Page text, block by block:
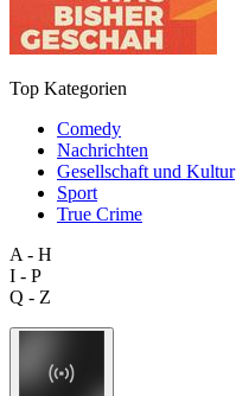
Top Kategorien
Comedy
Nachrichten
Gesellschaft und Kultur
Sport
True Crime
A - H
I - P
Q - Z